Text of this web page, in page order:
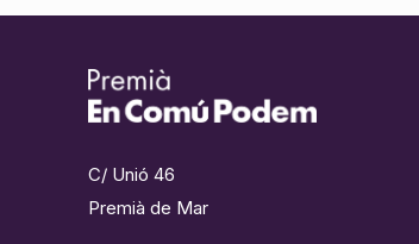
C/ Unió 46
Premià de Mar